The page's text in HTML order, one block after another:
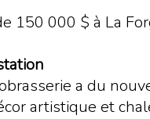
a du
artistique et